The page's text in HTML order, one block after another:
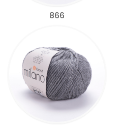
866